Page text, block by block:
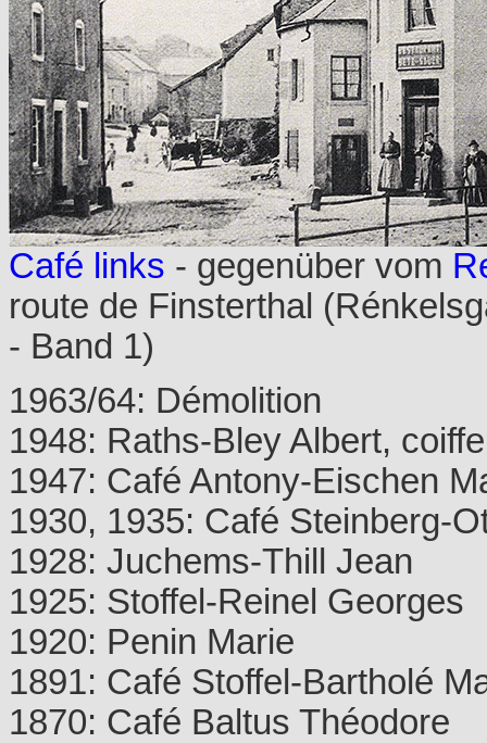
Café links - gegenüber vom
route de Finsterthal
- Band 1)
1963/64: Démolition
1948: Raths-Bley Albert,
1947: Café Antony-Eischen
1930, 1935: Café Steinberg-
1928: Juchems-Thill Jean
1925: Stoffel-Reinel Georges
1920: Penin Marie
1891: Café Stoffel-Bartholé
1870: Café Baltus Théodore